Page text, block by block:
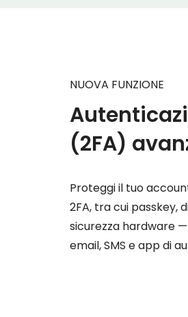
NUOVA FUNZIONE
(2FA)
Proteggi il tuo
2FA, tra cui passkey,
sicurezza hardware
email, SMS e app di